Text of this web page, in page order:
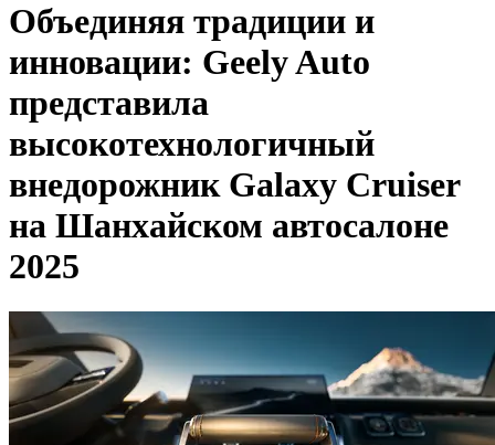
Объединяя традиции и
инновации: Geely Auto
представила
высокотехнологичный
внедорожник Galaxy Cruiser
на Шанхайском автосалоне
2025